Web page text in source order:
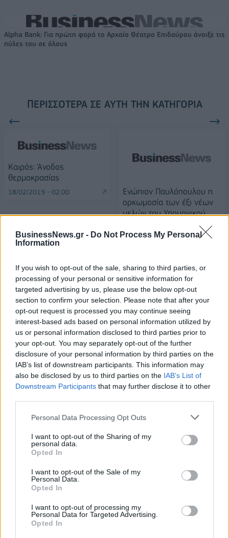
BusinessNews.gr - Do Not Process My Personal
Information
If you wish to opt-out of the sale, sharing to third parties, or
processing of your personal or sensitive information for
targeted advertising by us, please use the below opt-out
section to confirm your selection. Please note that after your
opt-out request is processed you may continue seeing
interest-based ads based on personal information utilized by
us or personal information disclosed to third parties prior to
your opt-out. You may separately opt-out of the further
disclosure of your personal information by third parties on the
IAB’s list of downstream participants. This information may
also be disclosed by us to third parties on the IAB’s List of
Downstream Participants that may further disclose it to other
Personal Data Processing Opt Outs
I want to opt-out of the Sharing of my
personal data.
Opted In
I want to opt-out of the Sale of my
Personal Data.
Opted In
I want to opt-out of processing my
Personal Data for Targeted Advertising.
Opted In
Alpha Bank: Για πρώτη φορά το Αρχαίο Θέατρο Επιδαύρου άνοιξε τις
πύλες του σε όλους
ΠΕΡΙΣΣΌΤΕΡΑ ΣΕ ΑΥΤΉ ΤΗΝ ΚΑΤΗΓΟΡΊΑ
Καιρός: Άνοδος
θερμοκρασίας
18/02/2019 - 02:00
Ενώπιον Παυλόπουλου η
ορκωμοσία των έξι νέων
μελών του Υπουργικού
18/02/2019 - 02:00
ΡΟΗ ΕΙΔΗΣΕΩΝ
Στρατηγική επένδυση του EFA GROUP στη Fractal
για την ανάπτυξη προηγμένων αμυντικών
τεχνολογιών
07/08/2026 - 16:11
Συνάλλαγμα: Το ευρώ ενισχύεται 0,08%, στα
1,1534 δολάρια
07/08/2026 - 15:45 ΟΙΚΟΝΟΜΙΑ
Χρηματιστήριο: Στις 2.623,19 μονάδες ο Γενικός